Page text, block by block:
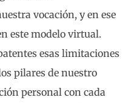
vocación, y en ese
este modelo virtual.
esas limitaciones
pilares de nuestro
personal con cada